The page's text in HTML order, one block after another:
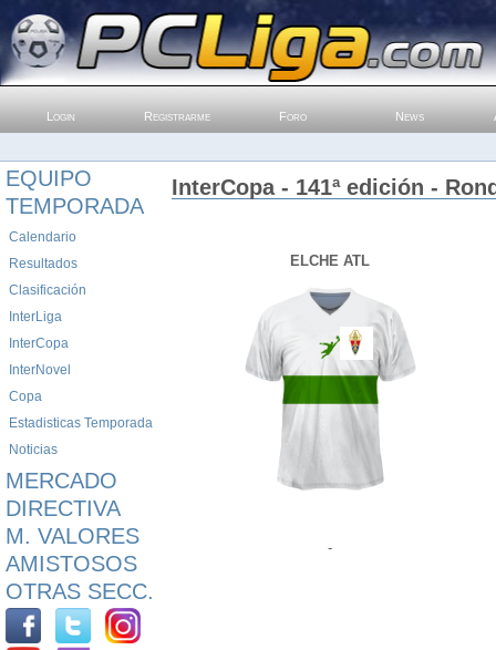
Login Registrarme Foro News
EQUIPO
TEMPORADA
Calendario
Resultados
Clasificación
InterLiga
InterCopa
InterNovel
Copa
Estadisticas Temporada
Noticias
MERCADO
DIRECTIVA
M. VALORES
AMISTOSOS
OTRAS SECC.
InterCopa - 141ª edición -
ELCHE ATL
-